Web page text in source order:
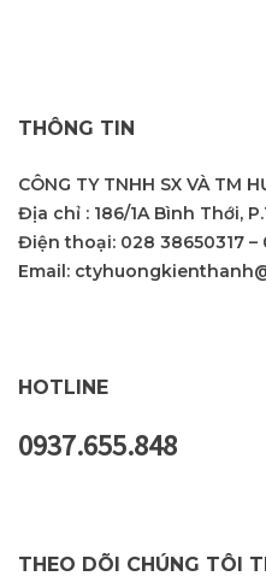
THÔNG TIN
CÔNG TY TNHH SX VÀ TM
Địa chỉ : 186/1A Bình Thới,
Điện thoại: 028 38650317 –
Email:
HOTLINE
0937.655.848
THEO DÕI CHÚNG TÔI